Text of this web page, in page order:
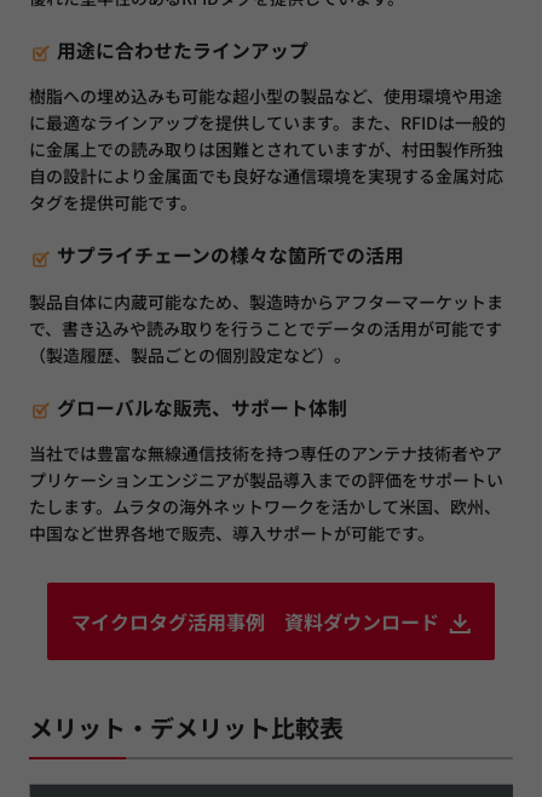
用途に合わせたラインアップ
樹脂への埋め込みも可能な超小型の製品など、使用環境や用途
に最適なラインアップを提供しています。また、RFIDは一般的
に金属上での読み取りは困難とされていますが、村田製作所独
自の設計により金属面でも良好な通信環境を実現する金属対応
タグを提供可能です。
サプライチェーンの様々な箇所での活用
製品自体に内蔵可能なため、製造時からアフターマーケットま
で、書き込みや読み取りを行うことでデータの活用が可能です
（製造履歴、製品ごとの個別設定など）。
グローバルな販売、サポート体制
当社では豊富な無線通信技術を持つ専任のアンテナ技術者やア
プリケーションエンジニアが製品導入までの評価をサポートい
たします。ムラタの海外ネットワークを活かして米国、欧州、
中国など世界各地で販売、導入サポートが可能です。
マイクロタグ活用事例 資料ダウンロード
メリット・デメリット比較表